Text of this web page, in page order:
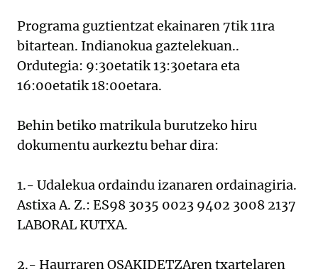
Programa guztientzat ekainaren 7tik 11ra
bitartean. Indianokua gaztelekuan..
Ordutegia: 9:30etatik 13:30etara eta
16:00etatik 18:00etara.
Behin betiko matrikula burutzeko hiru
dokumentu aurkeztu behar dira:
1.- Udalekua ordaindu izanaren ordainagiria.
Astixa A. Z.: ES98 3035 0023 9402 3008 2137
LABORAL KUTXA.
2.- Haurraren OSAKIDETZAren txartelaren